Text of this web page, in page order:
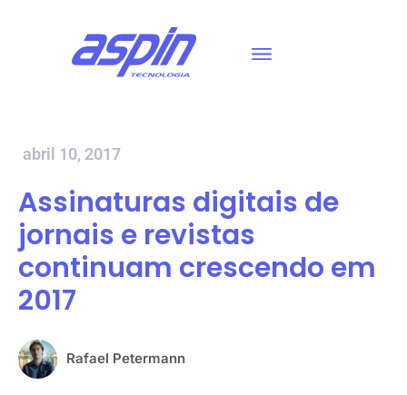
abril 10, 2017
Assinaturas digitais de
jornais e revistas
continuam crescendo em
2017
Rafael Petermann